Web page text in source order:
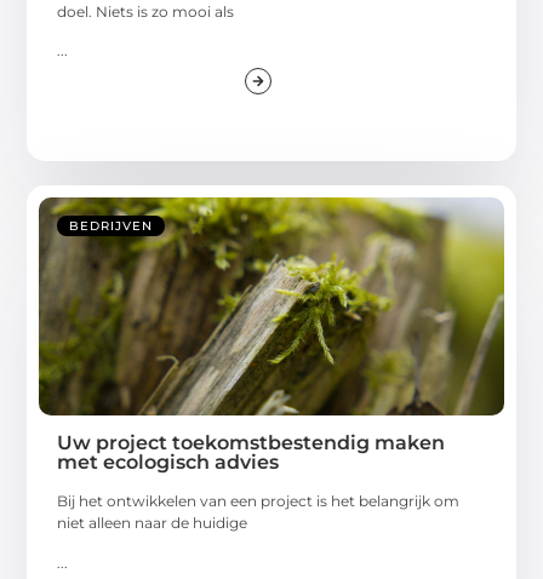
doel. Niets is zo mooi als
...
BEDRIJVEN
Uw project toekomstbestendig maken
met ecologisch advies
Bij het ontwikkelen van een project is het belangrijk om
niet alleen naar de huidige